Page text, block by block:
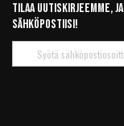
Tilaa uutiskirjeemme,
sähköpostiisi!
uutiskirje